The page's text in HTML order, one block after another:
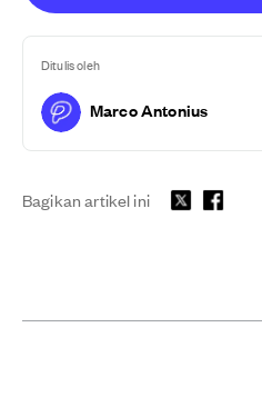
Ditulis oleh
Marco Antonius
Bagikan artikel ini